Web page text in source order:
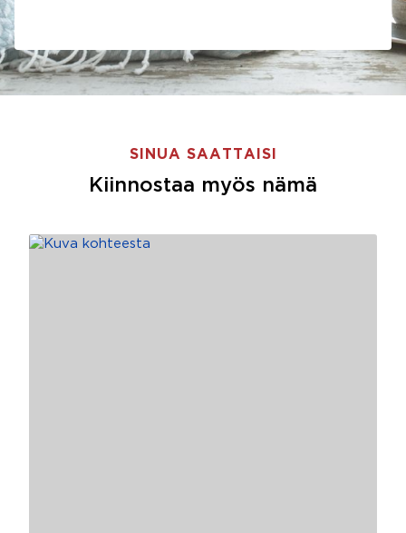
SINUA SAATTAISI
Kiinnostaa myös nämä